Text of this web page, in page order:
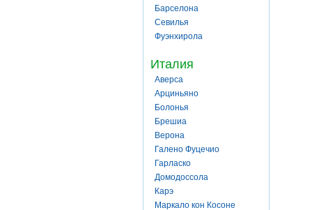
Барселона
Севилья
Фуэнхирола
Италия
Аверса
Арциньяно
Болонья
Брешиа
Верона
Галено Фуцечио
Гарласко
Домодоссола
Карэ
Маркало кон Косоне